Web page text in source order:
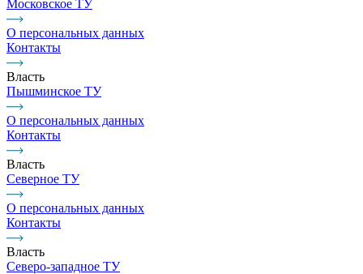
Московское ТУ
О персональных данных
Контакты
Власть
Пышминское ТУ
О персональных данных
Контакты
Власть
Северное ТУ
О персональных данных
Контакты
Власть
Северо-западное ТУ